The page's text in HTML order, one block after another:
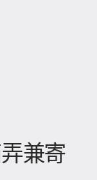
兼寄